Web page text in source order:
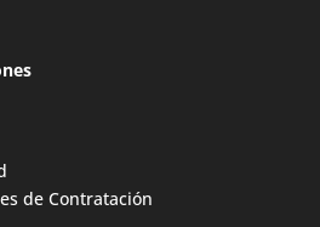
de Contratación